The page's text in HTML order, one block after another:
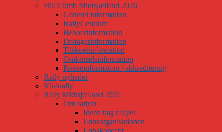
Hill Climb Midtsjælland 2026
Generel information
RallyCentrum
Beboerinformation
Deltagerinformation
Tilskuerinformation
Omkørselsinformation
Presseinformation / akkreditering
Rally nyheder
Klubrally
Rally Midtsjælland 2025
Om rallyet
Ideen bag rallyet
Løbsorganisationen
Løbskoncept